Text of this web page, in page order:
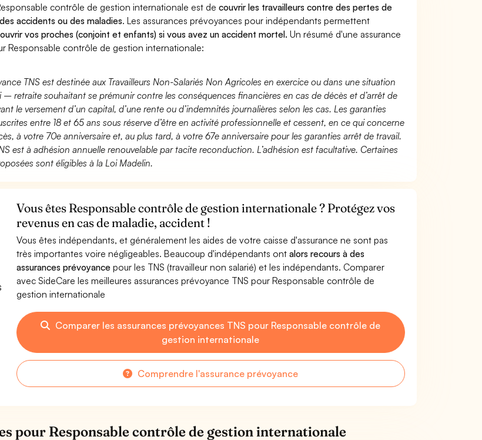
contrôle de gestion internationale est decouvrir les travailleurs contre des pertes de
accidents ou des maladies. Les assurances prévoyances pour indépendants permettent
vos proches (conjoint et enfants) si vous avez un accident mortel. Un résumé d'une assurance
Responsable contrôle de gestion internationale:
TNS est destinée aux Travailleurs Non-Salariés Non Agricoles en exercice ou dans une situation
– retraite souhaitant se prémunir contre les conséquences financières en cas de décès et d’arrêt de
le versement d’un capital, d’une rente ou d’indemnités journalières selon les cas. Les garanties
entre 18 et 65 ans sous réserve d’être en activité professionnelle et cessent, en ce qui concerne
à votre 70e anniversaire et, au plus tard, à votre 67e anniversaire pour les garanties arrêt de travail.
est à adhésion annuelle renouvelable par tacite reconduction. L’adhésion est facultative. Certaines
sont éligibles à la Loi Madelin.
Vous êtes Responsable contrôle de gestion internationale ? Protégez vos
revenus en cas de maladie, accident !
Vous êtes indépendants, et généralement les aides de votre caisse d'assurance ne sont pas
très importantes voire négligeables. Beaucoup d'indépendants ont alors recours à des
assurances prévoyancepour les TNS (travailleur non salarié) et les indépendants. Comparer
avec SideCare les meilleures assurances prévoyance TNS pour Responsable contrôle de
gestion internationale
Comparer les assurances prévoyances TNS pour Responsable contrôle de
gestion internationale
Comprendre l'assurance prévoyance
pour Responsable contrôle de gestion internationale